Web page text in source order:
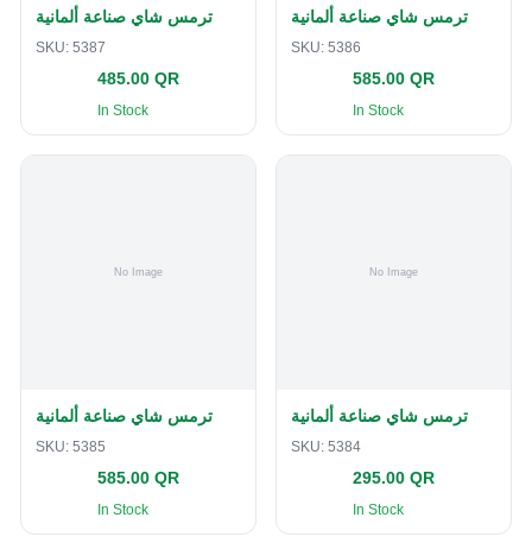
ترمس شاي صناعة ألمانية
SKU: 5387
485.00 QR
In Stock
ترمس شاي صناعة ألمانية
SKU: 5386
585.00 QR
In Stock
ترمس شاي صناعة ألمانية
SKU: 5385
585.00 QR
In Stock
ترمس شاي صناعة ألمانية
SKU: 5384
295.00 QR
In Stock